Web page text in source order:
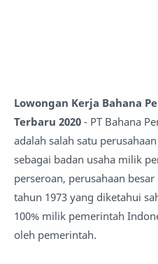
Lowongan Kerja Bahana
Terbaru 2020 - PT Bahana
adalah salah satu
sebagai badan usaha milik
perseroan, perusahaan
tahun 1973 yang diketahui
100% milik pemerintah
oleh pemerintah.